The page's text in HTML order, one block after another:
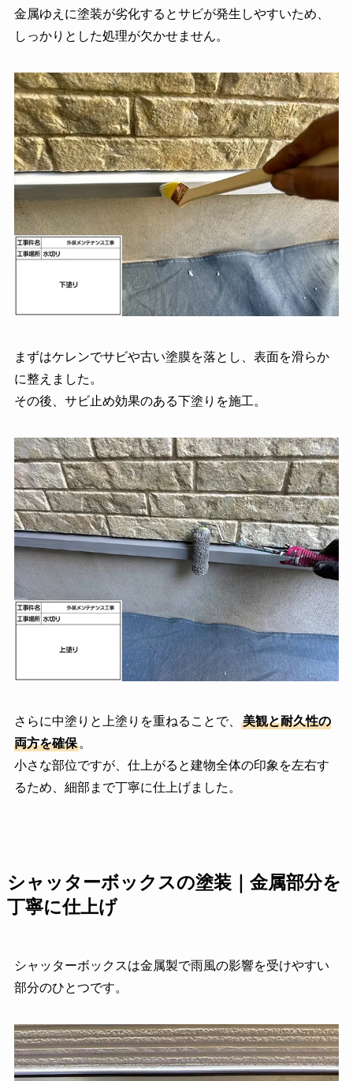
金属ゆえに塗装が劣化するとサビが発生しやすいため、
しっかりとした処理が欠かせません。
まずはケレンでサビや古い塗膜を落とし、表面を滑らか
に整えました。
その後、サビ止め効果のある下塗りを施工。
さらに中塗りと上塗りを重ねることで、
美観と耐久性の
両方を確保。
小さな部位ですが、仕上がると建物全体の印象を左右す
るため、細部まで丁寧に仕上げました。
シャッターボックスの塗装｜金属部分を
丁寧に仕上げ
シャッターボックスは金属製で雨風の影響を受けやすい
部分のひとつです。